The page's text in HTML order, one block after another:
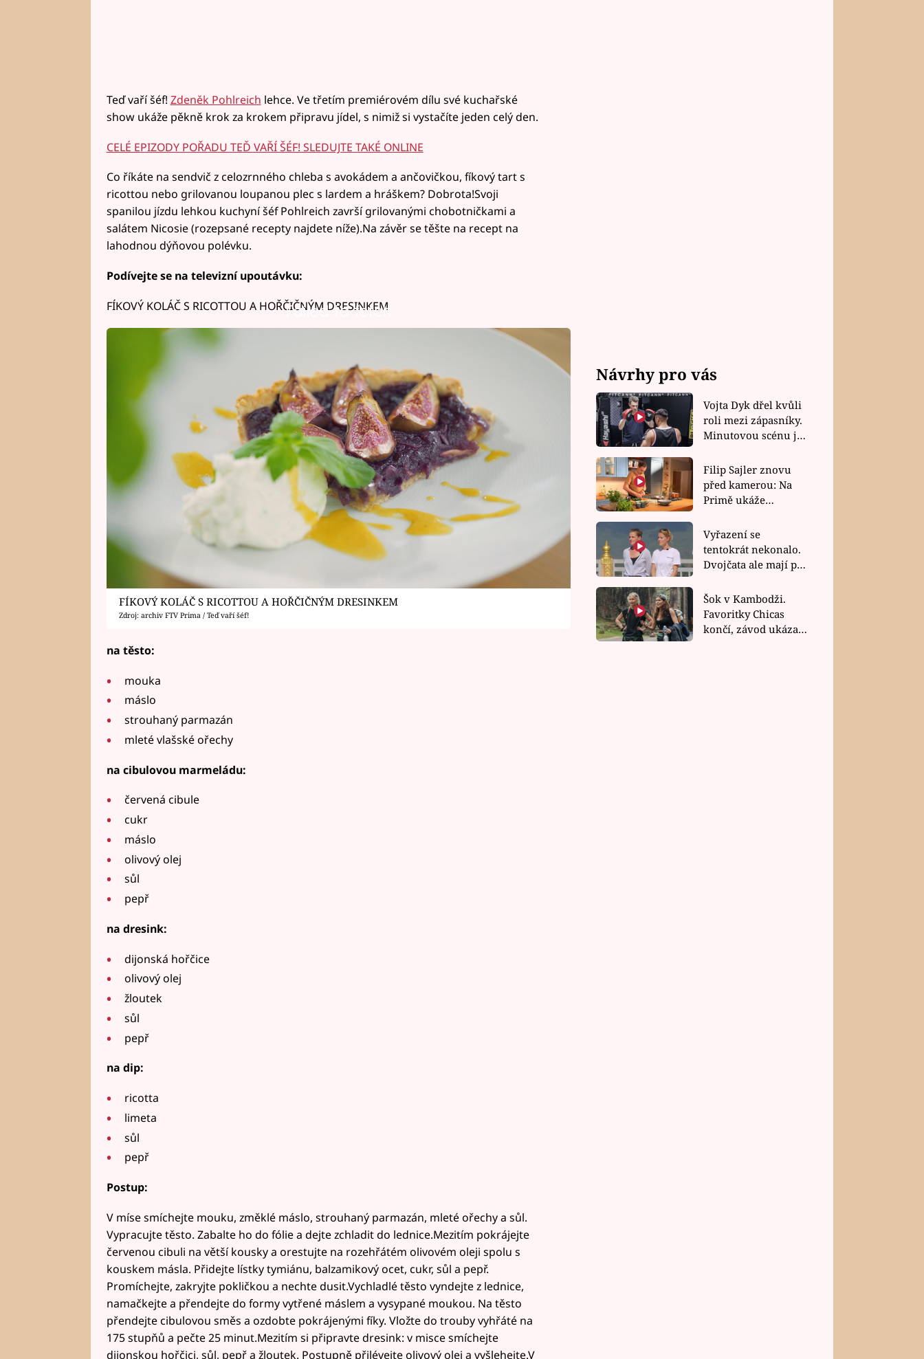
Teď vaří šéf! Zdeněk Pohlreich lehce. Ve třetím premiérovém dílu své kuchařské
show ukáže pěkně krok za krokem připravu jídel, s nimiž si vystačíte jeden celý den.
CELÉ EPIZODY POŘADU TEĎ VAŘÍ ŠÉF! SLEDUJTE TAKÉ ONLINE
Co říkáte na sendvič z celozrnného chleba s avokádem a ančovičkou, fíkový tart s
ricottou nebo grilovanou loupanou plec s lardem a hráškem? Dobrota!Svoji
spanilou jízdu lehkou kuchyní šéf Pohlreich završí grilovanými chobotničkami a
salátem Nicosie (rozepsané recepty najdete níže).Na závěr se těšte na recept na
lahodnou dýňovou polévku.
Podívejte se na televizní upoutávku:
Failed to fetch
FÍKOVÝ KOLÁČ S RICOTTOU A HOŘČIČNÝM DRESINKEM
FÍKOVÝ KOLÁČ S RICOTTOU A HOŘČIČNÝM DRESINKEM
Zdroj: archiv FTV Prima / Teď vaří šéf!
na těsto:
mouka
máslo
strouhaný parmazán
mleté vlašské ořechy
na cibulovou marmeládu:
červená cibule
cukr
máslo
olivový olej
sůl
pepř
na dresink:
dijonská hořčice
olivový olej
žloutek
sůl
pepř
na dip:
ricotta
limeta
sůl
pepř
Postup:
V míse smíchejte mouku, změklé máslo, strouhaný parmazán, mleté ořechy a sůl.
Vypracujte těsto. Zabalte ho do fólie a dejte zchladit do lednice.Mezitím pokrájejte
červenou cibuli na větší kousky a orestujte na rozehřátém olivovém oleji spolu s
kouskem másla. Přidejte lístky tymiánu, balzamikový ocet, cukr, sůl a pepř.
Promíchejte, zakryjte pokličkou a nechte dusit.Vychladlé těsto vyndejte z lednice,
namačkejte a přendejte do formy vytřené máslem a vysypané moukou. Na těsto
přendejte cibulovou směs a ozdobte pokrájenými fíky. Vložte do trouby vyhřáté na
175 stupňů a pečte 25 minut.Mezitím si připravte dresink: v misce smíchejte
dijonskou hořčici, sůl, pepř a žloutek. Postupně přilévejte olivový olej a vyšlehejte.V
Návrhy pro vás
Vojta Dyk dřel kvůli
roli mezi zápasníky.
Minutovou scénu jel
Filip Sajler znovu
před kamerou: Na
Primě ukáže
rychlé recepty
Vyřazení se
tentokrát nekonalo.
Dvojčata ale mají po
závodu nůž na krku
Šok v Kambodži.
Favoritky Chicas
končí, závod ukázal